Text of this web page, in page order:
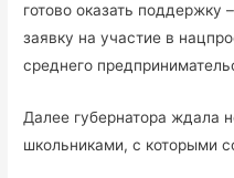
готово оказать поддержку
заявку на участие в
среднего
Далее губернатора ждала
школьниками, с которыми